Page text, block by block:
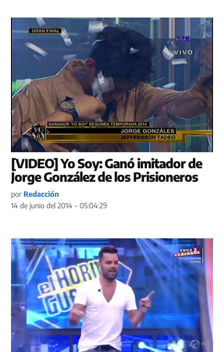
[VIDEO] Yo Soy: Ganó imitador de
Jorge González de los Prisioneros
por Redacción
14 de junio del 2014 - 05:04:29